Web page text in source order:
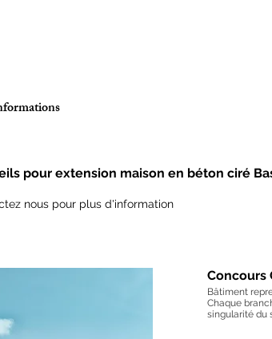
pour extension maison en béton ciré
nous pour plus d'information
Concours
Bâtiment
Chaque
singularité du